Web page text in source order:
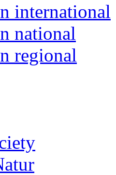
international
national
regional